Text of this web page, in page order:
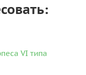
VI типа